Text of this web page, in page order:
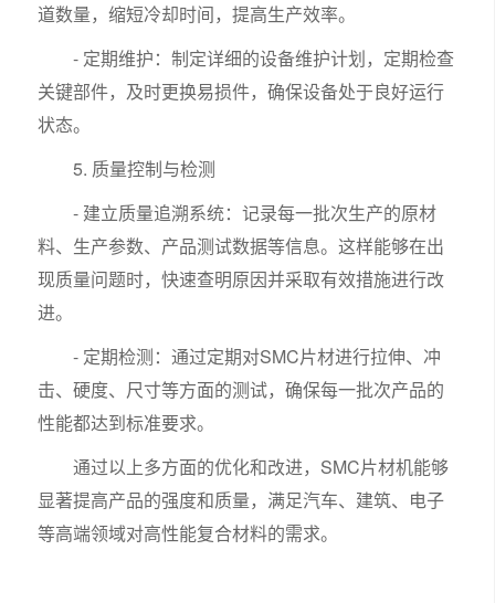
道数量，缩短冷却时间，提高生产效率。
- 定期维护：制定详细的设备维护计划，定期检查
关键部件，及时更换易损件，确保设备处于良好运行
状态。
5. 质量控制与检测
- 建立质量追溯系统：记录每一批次生产的原材
料、生产参数、产品测试数据等信息。这样能够在出
现质量问题时，快速查明原因并采取有效措施进行改
进。
- 定期检测：通过定期对SMC片材进行拉伸、冲
击、硬度、尺寸等方面的测试，确保每一批次产品的
性能都达到标准要求。
通过以上多方面的优化和改进，SMC片材机能够
显著提高产品的强度和质量，满足汽车、建筑、电子
等高端领域对高性能复合材料的需求。